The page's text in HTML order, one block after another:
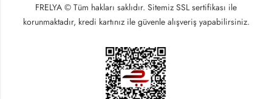
FRELYA © Tüm hakları saklıdır. Sitemiz SSL sertifikası ile
korunmaktadır, kredi kartınız ile güvenle alışveriş yapabilirsiniz.